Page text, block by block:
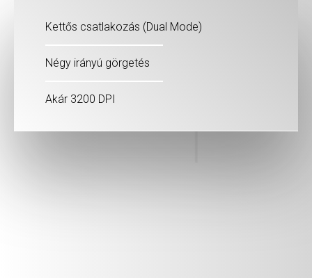
Kettős csatlakozás (Dual Mode)
Négy irányú görgetés
Akár 3200 DPI